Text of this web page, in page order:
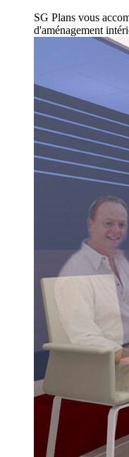
SG Plans vous
d'aménagement